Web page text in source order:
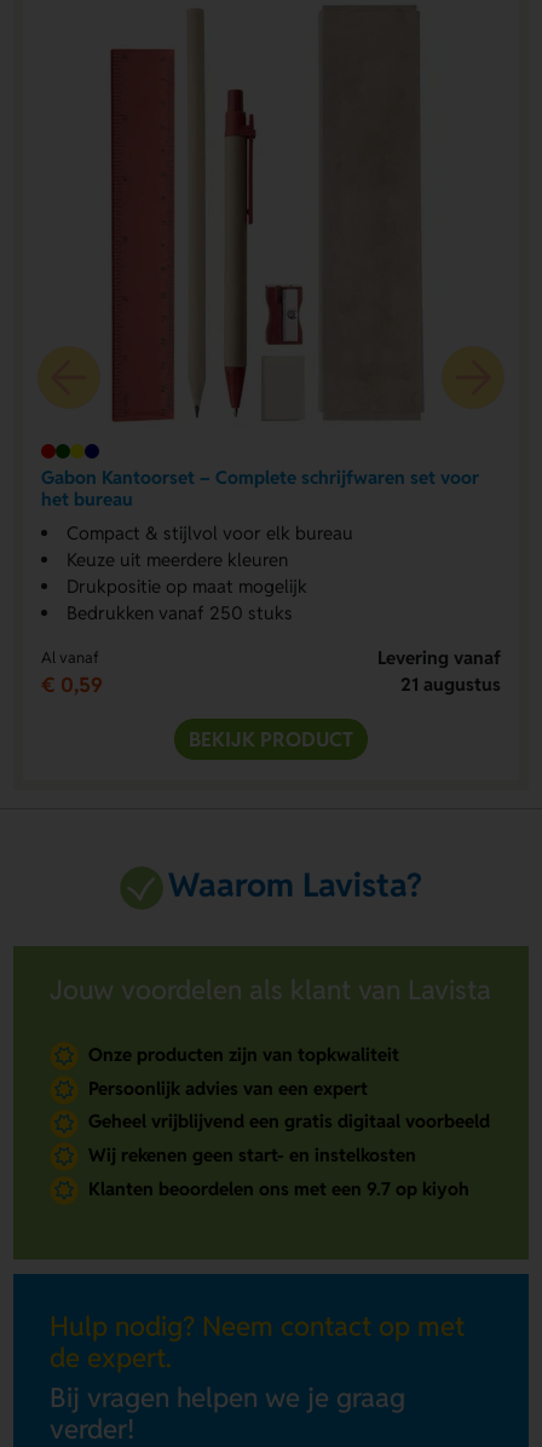
Gabon Kantoorset – Complete schrijfwaren set voor
het bureau
Compact & stijlvol voor elk bureau
Keuze uit meerdere kleuren
Drukpositie op maat mogelijk
Bedrukken vanaf 250 stuks
Al vanaf
€ 0,59
Levering vanaf
21 augustus
BEKIJK PRODUCT
Waarom Lavista?
Jouw voordelen als klant van Lavista
Onze producten zijn van topkwaliteit
Persoonlijk advies van een expert
Geheel vrijblijvend een gratis digitaal voorbeeld
Wij rekenen geen start- en instelkosten
Klanten beoordelen ons met een 9.7 op kiyoh
Hulp nodig? Neem contact op met
de expert.
Bij vragen helpen we je graag
verder!